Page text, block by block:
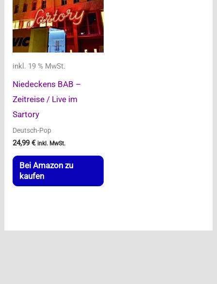
inkl. 19 % MwSt.
Niedeckens BAB –
Zeitreise / Live im
Sartory
Deutsch-Pop
24,99€ inkl. MwSt.
Bei Amazon zu
kaufen